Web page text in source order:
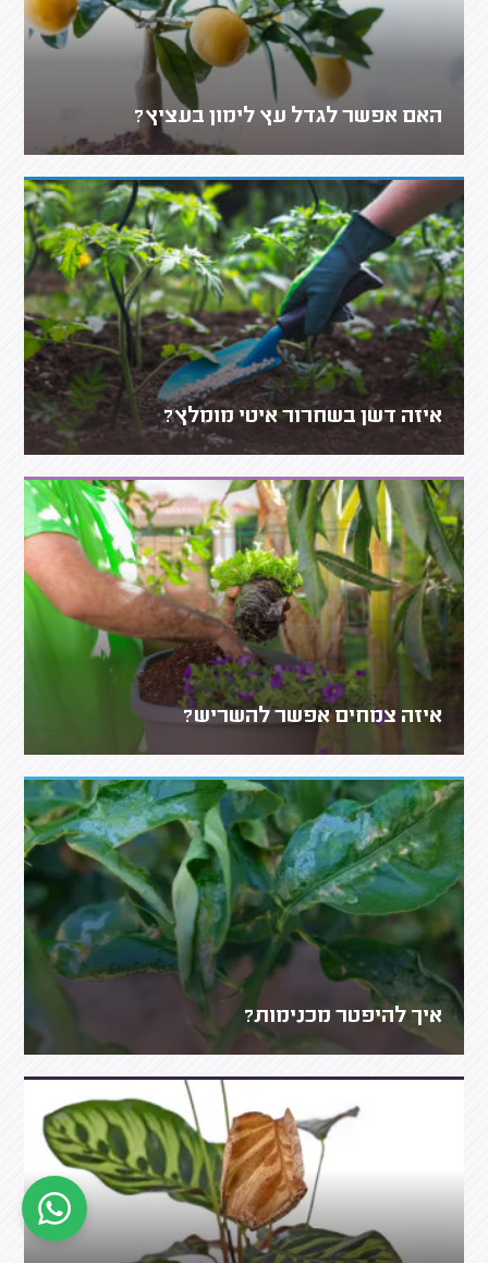
האם אפשר לגדל עץ לימון בעציץ?
איזה דשן בשחרור איטי מומלץ?
איזה צמחים אפשר להשריש?
איך להיפטר מכנימות?